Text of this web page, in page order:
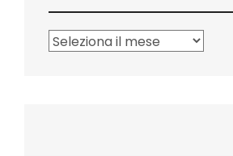
Archivi